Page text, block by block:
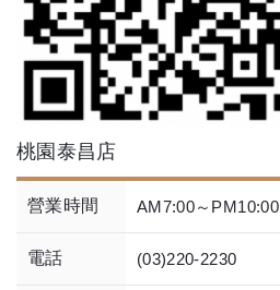
桃園泰昌店
營業時間 AM7:00～PM10:00
電話 (03)220-2230